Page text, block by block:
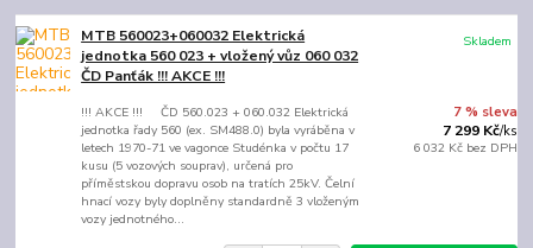
MTB 560023+060032 Elektrická
jednotka 560 023 + vložený vůz 060 032
ČD Panťák !!! AKCE !!!
!!! AKCE !!! ČD 560.023 + 060.032 Elektrická
jednotka řady 560 (ex. SM488.0) byla vyráběna v
letech 1970-71 ve vagonce Studénka v počtu 17
kusu (5 vozových souprav), určená pro
příměstskou dopravu osob na tratích 25kV. Čelní
hnací vozy byly doplněny standardně 3 vloženým
vozy jednotného...
7 % sleva
7 299 Kč/ks
6 032 Kč bez DPH
Skladem